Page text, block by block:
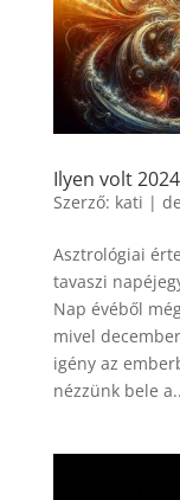
Ilyen volt
Szerző: kati |
Asztrológiai
tavaszi
Nap évéből
mivel
igény az
nézzünk bele